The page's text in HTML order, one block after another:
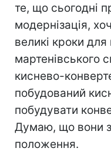
те, що сьогодні
модернізація,
великі кроки
мартенівського
киснево-
побудований
побудувати
Думаю, що вони
положення.